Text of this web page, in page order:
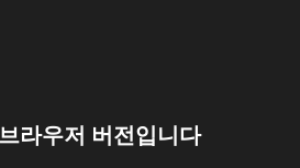
라우저 버전입니다